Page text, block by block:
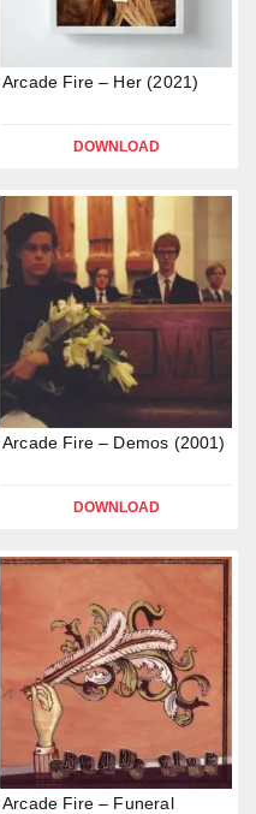
Arcade Fire – Her (2021)
DOWNLOAD
Arcade Fire – Demos (2001)
DOWNLOAD
Arcade Fire – Funeral